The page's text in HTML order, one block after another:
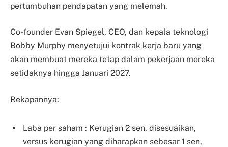
pertumbuhan pendapatan yang melemah.
Co-founder Evan Spiegel, CEO, dan kepala teknologi
Bobby Murphy menyetujui kontrak kerja baru yang
akan membuat mereka tetap dalam pekerjaan mereka
setidaknya hingga Januari 2027.
Rekapannya:
Laba per saham : Kerugian 2 sen, disesuaikan,
versus kerugian yang diharapkan sebesar 1 sen,